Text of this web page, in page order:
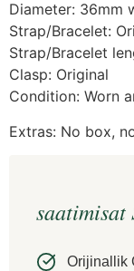
Diameter: 36mm
Strap/Bracelet:
Strap/Bracelet
Clasp: Original
Condition: Worn
Extras: No box,
saatimisat
Orijinallik